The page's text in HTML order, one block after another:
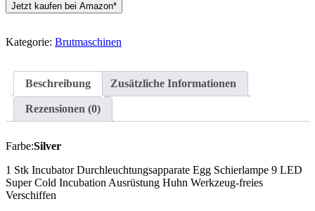
Jetzt kaufen bei Amazon*
Kategorie: Brutmaschinen
Beschreibung Zusätzliche Informationen
Rezensionen (0)
Farbe:Silver
1 Stk Incubator Durchleuchtungsapparate Egg Schierlampe 9 LED
Super Cold Incubation Ausrüstung Huhn Werkzeug-freies
Verschiffen